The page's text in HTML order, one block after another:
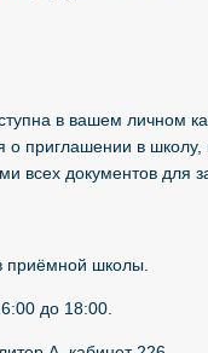
в вашем личном
о приглашении в
всех документов для
приёмной школы.
до 18:00.